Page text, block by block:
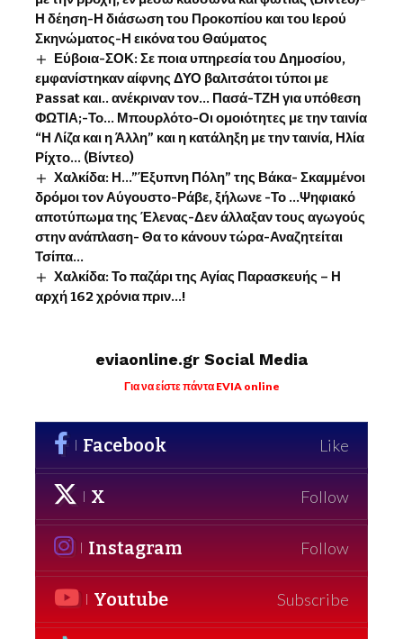
Η δέηση-Η διάσωση του Προκοπίου και του Ιερού
Σκηνώματος-Η εικόνα του Θαύματος
Εύβοια-ΣΟΚ: Σε ποια υπηρεσία του Δημοσίου,
εμφανίστηκαν αίφνης ΔΥΟ βαλιτσάτοι τύποι με
Passat και.. ανέκριναν τον… Πασά-ΤΖΗ για υπόθεση
ΦΩΤΙΑ;-Το… Μπουρλότο-Οι ομοιότητες με την ταινία
“Η Λίζα και η Άλλη” και η κατάληξη με την ταινία, Ηλία
Ρίχτο… (Βίντεο)
Χαλκίδα: Η…”Έξυπνη Πόλη” της Βάκα- Σκαμμένοι
δρόμοι τον Αύγουστο-Ράβε, ξήλωνε -Το …Ψηφιακό
αποτύπωμα της Έλενας-Δεν άλλαξαν τους αγωγούς
στην ανάπλαση- Θα το κάνουν τώρα-Αναζητείται
Τσίπα…
Χαλκίδα: Το παζάρι της Αγίας Παρασκευής – Η
αρχή 162 χρόνια πριν…!
eviaonline.gr Social Media
Για να είστε πάντα EVIA online
Facebook Like
X Follow
Instagram Follow
Youtube Subscribe